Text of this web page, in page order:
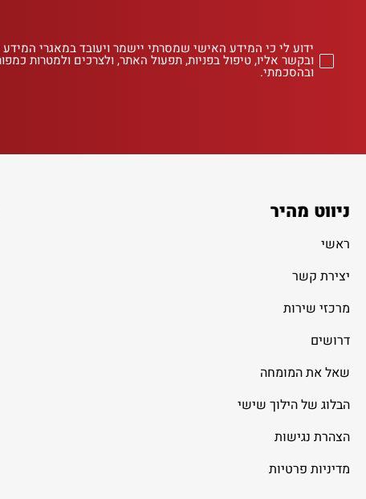
ידוע לי כי המידע האישי שמסרתי יישמר ויעובד במאגרי
ובקשר אליו, טיפול בפניות, תפעול האתר, ולצרכים ולמטרות
ובהסכמתי.
ניווט מהיר
ראשי
יצירת קשר
מרכזי שירות
דרושים
שאל את המומחה
הבלוג של הילוך שישי
הצהרת נגישות
מדיניות פרטיות